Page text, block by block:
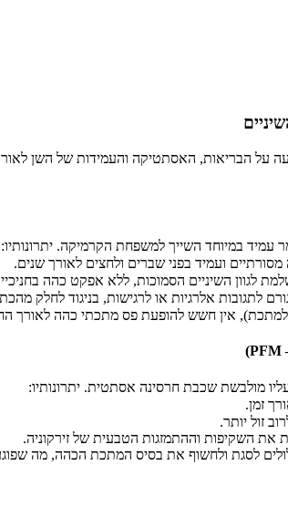
הבריאות, האסתטיקה והעמידות של השן
ועמיד בפני שברים ולחצים לאורך שנים.
לגוון השיניים הסמוכות, ללא אפקט כהה
לתגובות אלרגיות או לרגישות, בניגוד לחלק
מולבשת שכבת חרסינה אסתטית. יתרונותיו:
זמן.
השקיפות וההתמזגות הטבעית של זירקוניה.
לסגת ולחשוף את בסיס המתכת הכהה, מה